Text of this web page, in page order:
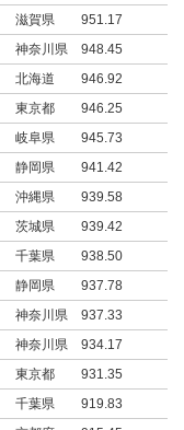
滋賀県
951.17
神奈川県
948.45
北海道
946.92
東京都
946.25
岐阜県
945.73
静岡県
941.42
沖縄県
939.58
茨城県
939.42
千葉県
938.50
静岡県
937.78
神奈川県
937.33
神奈川県
934.17
東京都
931.35
千葉県
919.83